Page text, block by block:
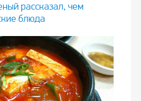
рассказал, чем
блюда